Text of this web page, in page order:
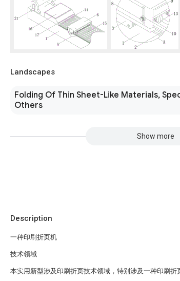
Landscapes
Folding Of Thin Sheet-Like Materials,
Others
Show more
Description
一种印刷折页机
技术领域
本实用新型涉及印刷折页技术领域，特别涉及一种印刷折